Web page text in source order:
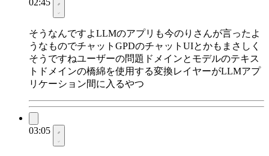
02:45
そうなんですよLLMのアプリも今のりさんが言ったよ
うなものでチャットGPDのチャットUIとかもまさしく
そうですねユーザーの問題ドメインとモデルのテキス
トドメインの橋綿を使用する変換レイヤーがLLMアプ
リケーション間に入るやつ
03:05